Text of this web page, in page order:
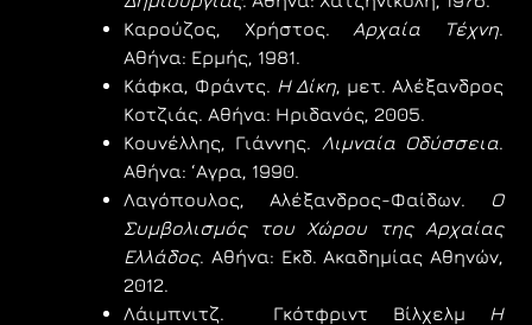
Καρούζος, Χρήστος. Αρχαία Τέχνη.
Αθήνα: Ερμής, 1981.
Κάφκα, Φράντς. Η Δίκη, μετ. Αλέξανδρος
Κοτζιάς. Αθήνα: Ηριδανός, 2005.
Κουνέλλης, Γιάννης. Λιμναία Οδύσσεια.
Αθήνα: ‘Αγρα, 1990.
Λαγόπουλος, Αλέξανδρος-Φαίδων.
Ο
Συμβολισμός του Χώρου της Αρχαίας
Ελλάδος. Αθήνα: Εκδ. Ακαδημίας Αθηνών,
2012.
Λάιμπνιτζ. Γκότφριντ Βίλχελμ
Η